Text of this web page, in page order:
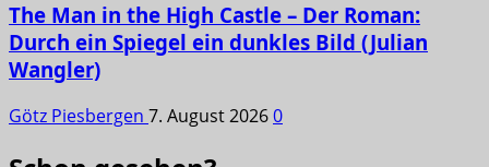
The Man in the High Castle – Der Roman:
Durch ein Spiegel ein dunkles Bild (Julian
Wangler)
Götz Piesbergen 7. August 20260